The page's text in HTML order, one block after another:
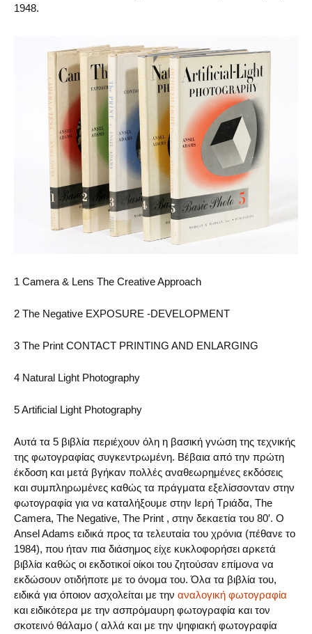
1948.
1 Camera & Lens The Creative Approach
2 The Negative EXPOSURE -DEVELOPMENT
3 The Print CONTACT PRINTING AND ENLARGING
4 Natural Light Photography
5 Artificial Light Photography
Αυτά τα 5 βιβλία περιέχουν όλη η βασική γνώση της τεχνικής
της φωτογραφίας συγκεντρωμένη. Βέβαια από την πρώτη
έκδοση και μετά βγήκαν πολλές αναθεωρημένες εκδόσεις
και συμπληρωμένες καθώς τα πράγματα εξελίσσονταν στην
φωτογραφία για να καταλήξουμε στην Ιερή Τριάδα, The
Camera, The Negative, The Print , στην δεκαετία του 80′. Ο
Ansel Adams ειδικά προς τα τελευταία του χρόνια (πέθανε το
1984), που ήταν πια διάσημος είχε κυκλοφορήσει αρκετά
βιβλία καθώς οι εκδοτικοί οίκοι του ζητούσαν επίμονα να
εκδώσουν οτιδήποτε με το όνομα του. Όλα τα βιβλία του,
ειδικά για όποιον ασχολείται με την αναλογική φωτογραφία
και ειδικότερα με την ασπρόμαυρη φωτογραφία και τον
σκοτεινό θάλαμο ( αλλά και με την ψηφιακή φωτογραφία